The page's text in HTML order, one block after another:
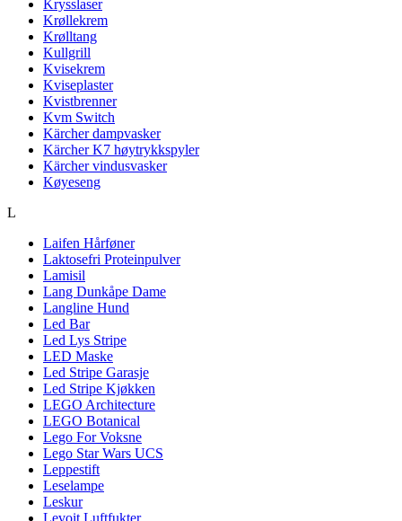
Krysslaser
Krøllekrem
Krølltang
Kullgrill
Kvisekrem
Kviseplaster
Kvistbrenner
Kvm Switch
Kärcher dampvasker
Kärcher K7 høytrykkspyler
Kärcher vindusvasker
Køyeseng
L
Laifen Hårføner
Laktosefri Proteinpulver
Lamisil
Lang Dunkåpe Dame
Langline Hund
Led Bar
Led Lys Stripe
LED Maske
Led Stripe Garasje
Led Stripe Kjøkken
LEGO Architecture
LEGO Botanical
Lego For Voksne
Lego Star Wars UCS
Leppestift
Leselampe
Leskur
Levoit Luftfukter